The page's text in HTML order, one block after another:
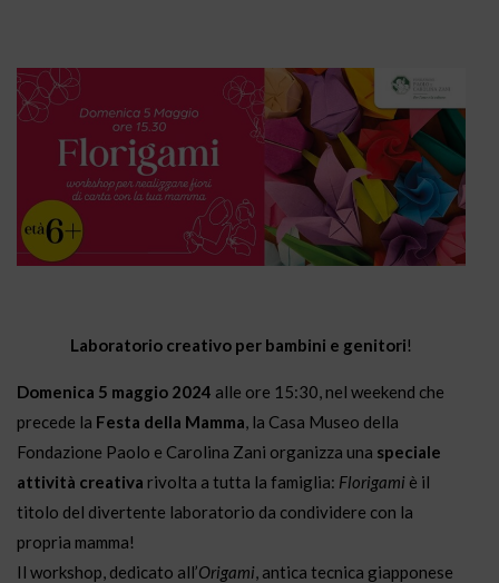
Laboratorio creativo per bambini e genitori!
Domenica 5 maggio 2024 alle ore 15:30, nel weekend che
precede la Festa della Mamma, la Casa Museo della
Fondazione Paolo e Carolina Zani organizza una speciale
attività creativa rivolta a tutta la famiglia: Florigami è il
titolo del divertente laboratorio da condividere con la
propria mamma!
Il workshop, dedicato all’Origami, antica tecnica giapponese